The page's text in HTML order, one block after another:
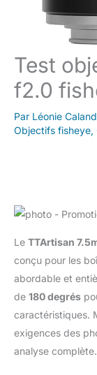
Test
f2.0
Par Léonie
Objectifs fisheye,
Le TTArtisan
conçu pour les
abordable et
de 180 degrés
caractéristiques.
exigences des
analyse complète.